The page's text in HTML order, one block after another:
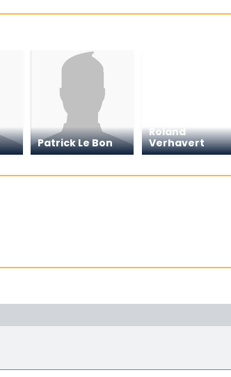
Patrick Le Bon
Roland
Verhavert